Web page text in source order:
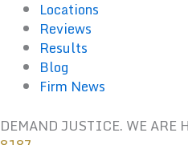
contenido
Locations
Reviews
Results
Blog
Firm News
DEMAND JUSTICE. WE ARE